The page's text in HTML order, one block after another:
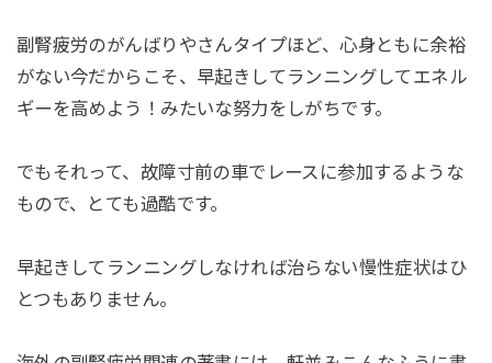
副腎疲労のがんばりやさんタイプほど、心身ともに余裕
がない今だからこそ、早起きしてランニングしてエネル
ギーを高めよう！みたいな努力をしがちです。
でもそれって、故障寸前の車でレースに参加するような
もので、とても過酷です。
早起きしてランニングしなければ治らない慢性症状はひ
とつもありません。